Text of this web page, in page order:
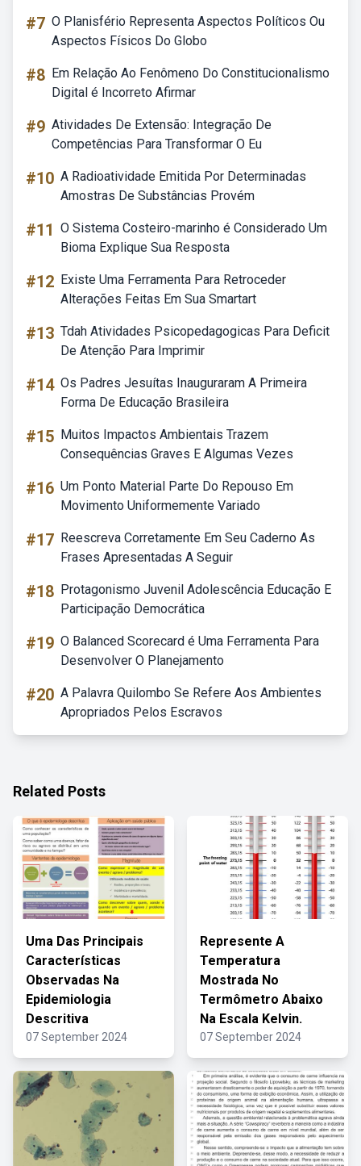
#7 O Planisfério Representa Aspectos Políticos Ou
Aspectos Físicos Do Globo
#8 Em Relação Ao Fenômeno Do Constitucionalismo
Digital é Incorreto Afirmar
#9 Atividades De Extensão: Integração De
Competências Para Transformar O Eu
#10 A Radioatividade Emitida Por Determinadas
Amostras De Substâncias Provém
#11 O Sistema Costeiro-marinho é Considerado Um
Bioma Explique Sua Resposta
#12 Existe Uma Ferramenta Para Retroceder
Alterações Feitas Em Sua Smartart
#13 Tdah Atividades Psicopedagogicas Para Deficit
De Atenção Para Imprimir
#14 Os Padres Jesuítas Inauguraram A Primeira
Forma De Educação Brasileira
#15 Muitos Impactos Ambientais Trazem
Consequências Graves E Algumas Vezes
#16 Um Ponto Material Parte Do Repouso Em
Movimento Uniformemente Variado
#17 Reescreva Corretamente Em Seu Caderno As
Frases Apresentadas A Seguir
#18 Protagonismo Juvenil Adolescência Educação E
Participação Democrática
#19 O Balanced Scorecard é Uma Ferramenta Para
Desenvolver O Planejamento
#20 A Palavra Quilombo Se Refere Aos Ambientes
Apropriados Pelos Escravos
Related Posts
Uma Das Principais
Características
Observadas Na
Epidemiologia
Descritiva
07 September 2024
Represente A
Temperatura
Mostrada No
Termômetro Abaixo
Na Escala Kelvin.
07 September 2024